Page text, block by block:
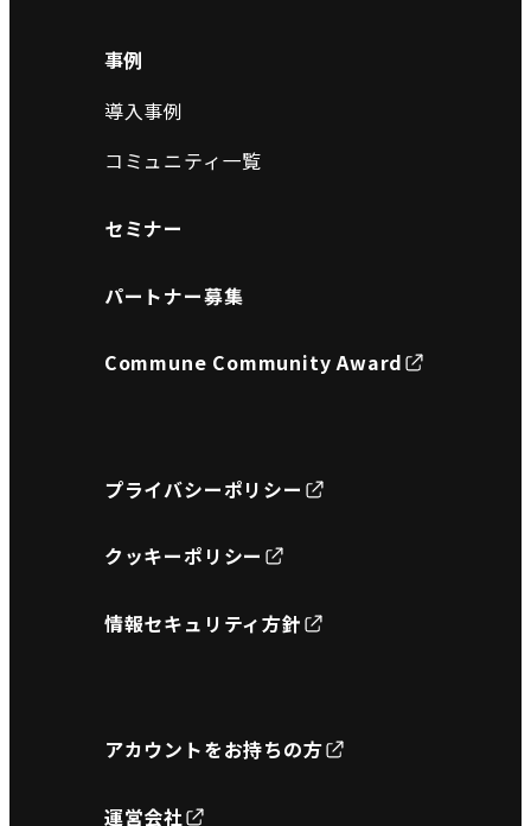
事例
導入事例
コミュニティ一覧
セミナー
パートナー募集
Commune Community Award
プライバシーポリシー
クッキーポリシー
情報セキュリティ方針
アカウントをお持ちの方
運営会社